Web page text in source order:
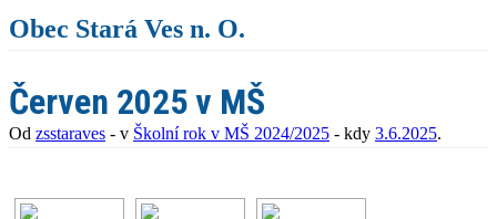
Obec Stará Ves n. O.
Červen 2025 v MŠ
Od zsstaraves - v Školní rok v MŠ 2024/2025 - kdy 3.6.2025.